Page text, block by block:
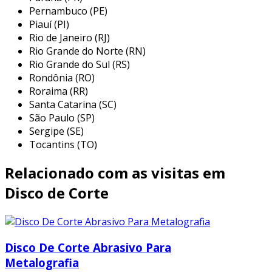
amplamente utilizados em diversas aplicações,
refletindo sua versatilidade e eficácia. entre os
principais campos onde esses discos
desempenham um papel crucial, destacam-se:
serralheria:os profissionais desse setor
utilizam discos de corte para aparar e
modelar diferentes tipos de metais, como
aço carbono e aço inoxidável. isso é vital
para projetos de estruturas metálicas.
materiais como vigas metálicas,
tubulações e grades, contribuindo para a
montagem e reforma de edificações.
manutenção industrial:em fábricas, são
maquinários que envolvem componentes
metálicos.
Pernambuco (PE)
Piauí (PI)
Rio de Janeiro (RJ)
Rio Grande do Norte (RN)
Rio Grande do Sul (RS)
Rondônia (RO)
Roraima (RR)
Santa Catarina (SC)
São Paulo (SP)
Sergipe (SE)
Tocantins (TO)
Relacionado com as visitas em
Disco de Corte
Disco De Corte Abrasivo Para
Metalografia